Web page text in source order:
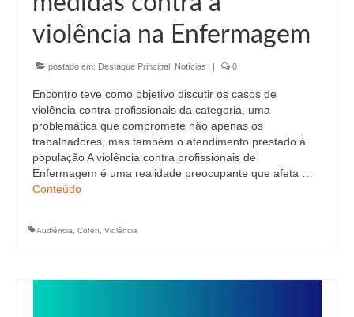
Editais e licitação
Eleições
Fiscalização
Responsabilidade Técnica
Legislações
Decisões
Resoluções
violência na Enfermagem
postado em: Destaque Principal Notícias | 0
Encontro teve como objetivo discutir os casos de
violência contra profissionais da categoria, uma
problemática que compromete não apenas os
trabalhadores, mas também o atendimento prestado à
população A violência contra profissionais de
Enfermagem é uma realidade preocupante que afeta …
Conteúdo
Audiência Cofen Violência